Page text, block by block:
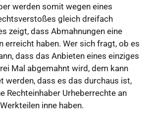
werden somit wegen eines
gleich dreifach
zeigt, dass Abmahnungen eine
erreicht haben. Wer sich fragt, ob es
dass das Anbieten eines einziges
Mal abgemahnt wird, dem kann
werden, dass es das durchaus ist,
Rechteinhaber Urheberrechte an
inne haben.